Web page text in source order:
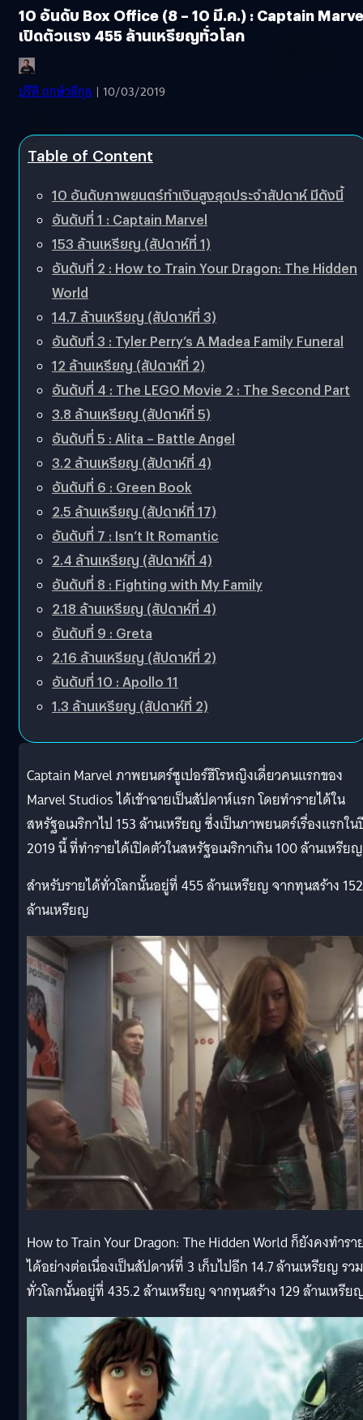
10 อันดับ Box Office (8 – 10 มี.ค.) : Captain
เปิดตัวแรง 455 ล้านเหรียญทั่วโลก
ปรีดี ฤกษ์วลีกุล | 10/03/2019
Table of Content
10 อันดับภาพยนตร์ทำเงินสูงสุดประจำสัปดาห์ มีดังนี้
อันดับที่ 1 : Captain Marvel
153 ล้านเหรียญ (สัปดาห์ที่ 1)
อันดับที่ 2 : How to Train Your Dragon: The Hidden
World
14.7 ล้านเหรียญ (สัปดาห์ที่ 3)
อันดับที่ 3 : Tyler Perry’s A Madea Family Funeral
12 ล้านเหรียญ (สัปดาห์ที่ 2)
อันดับที่ 4 : The LEGO Movie 2 : The Second Part
3.8 ล้านเหรียญ (สัปดาห์ที่ 5)
อันดับที่ 5 : Alita – Battle Angel
3.2 ล้านเหรียญ (สัปดาห์ที่ 4)
อันดับที่ 6 : Green Book
2.5 ล้านเหรียญ (สัปดาห์ที่ 17)
อันดับที่ 7 : Isn’t It Romantic
2.4 ล้านเหรียญ (สัปดาห์ที่ 4)
อันดับที่ 8 : Fighting with My Family
2.18 ล้านเหรียญ (สัปดาห์ที่ 4)
อันดับที่ 9 : Greta
2.16 ล้านเหรียญ (สัปดาห์ที่ 2)
อันดับที่ 10 : Apollo 11
1.3 ล้านเหรียญ (สัปดาห์ที่ 2)
Captain Marvel ภาพยนตร์ซูเปอร์ฮีโรหญิงเดี่ยวคนแรกของ
Marvel Studios ได้เข้าฉายเป็นสัปดาห์แรก โดยทำรายได้ใน
สหรัฐอเมริกาไป 153 ล้านเหรียญ ซึ่งเป็นภาพยนตร์เรื่องแรกใ
2019 นี้ ที่ทำรายได้เปิดตัวในสหรัฐอเมริกาเกิน 100 ล้านเหรียญ
สำหรับรายได้ทั่วโลกนั้นอยู่ที่ 455 ล้านเหรียญ จากทุนสร้าง 152
ล้านเหรียญ
How to Train Your Dragon: The Hidden World ก็ยังคงทำรา
ได้อย่างต่อเนื่องเป็นสัปดาห์ที่ 3 เก็บไปอีก 14.7 ล้านเหรียญ รวม
ทั่วโลกนั้นอยู่ที่ 435.2 ล้านเหรียญ จากทุนสร้าง 129 ล้านเหรีย